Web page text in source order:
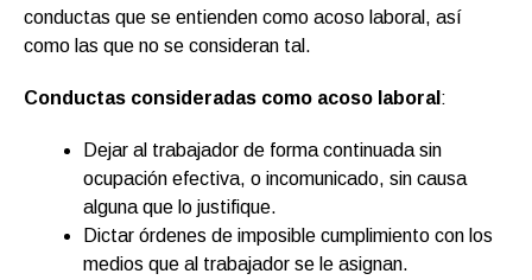
conductas que se entienden como acoso laboral, así
como las que no se consideran tal.
Conductas consideradas como acoso laboral :
Dejar al trabajador de forma continuada sin
ocupación efectiva, o incomunicado, sin causa
alguna que lo justifique.
Dictar órdenes de imposible cumplimiento con los
medios que al trabajador se le asignan.